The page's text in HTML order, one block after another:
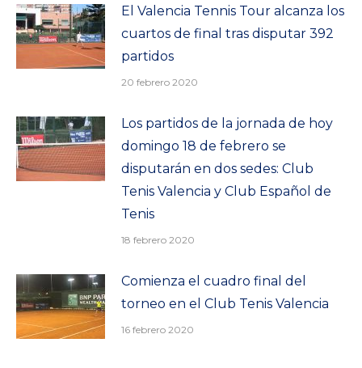
El Valencia Tennis Tour alcanza los
cuartos de final tras disputar 392
partidos
20 febrero 2020
Los partidos de la jornada de hoy
domingo 18 de febrero se
disputarán en dos sedes: Club
Tenis Valencia y Club Español de
Tenis
18 febrero 2020
Comienza el cuadro final del
torneo en el Club Tenis Valencia
16 febrero 2020